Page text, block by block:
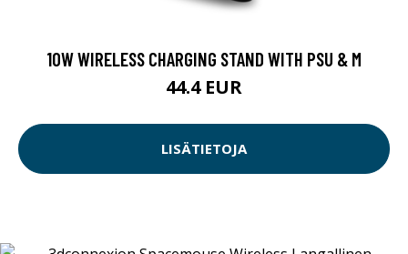
10W WIRELESS CHARGING STAND WITH PSU & M
44.4 EUR
LISÄTIETOJA